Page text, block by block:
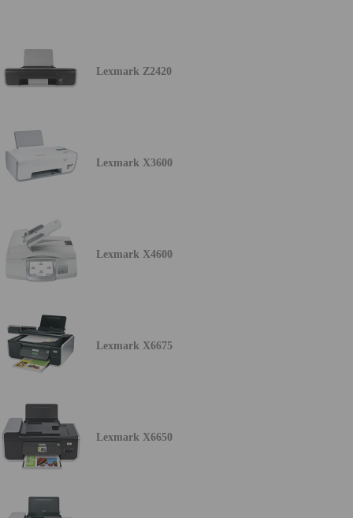
Lexmark Z2420
Lexmark X3600
Lexmark X4600
Lexmark X6675
Lexmark X6650